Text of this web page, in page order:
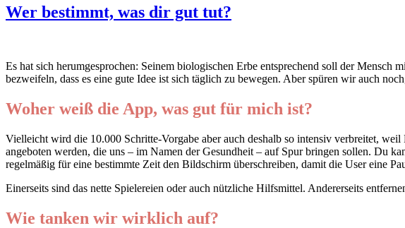
Wer bestimmt, was dir gut tut?
Es hat sich herumgesprochen: Seinem biologischen Erbe entsprechend soll der Mensch
bezweifeln, dass es eine gute Idee ist sich täglich zu bewegen. Aber spüren wir auch
Woher weiß die App, was gut für mich ist?
Vielleicht wird die 10.000 Schritte-Vorgabe aber auch deshalb so intensiv verbreitet,
angeboten werden, die uns – im Namen der Gesundheit – auf Spur bringen sollen. Du
regelmäßig für eine bestimmte Zeit den Bildschirm überschreiben, damit die User eine
Einerseits sind das nette Spielereien oder auch nützliche Hilfsmittel. Andererseits
Wie tanken wir wirklich auf?